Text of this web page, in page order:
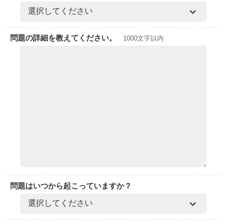
問題の詳細を教えてください。 1000文字以内
問題はいつから起こっていますか？